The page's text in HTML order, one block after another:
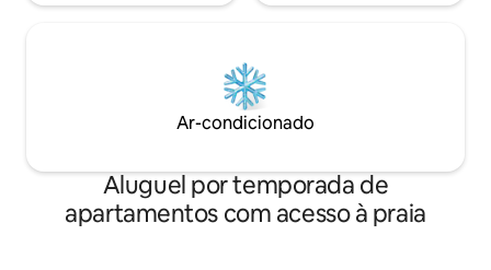
Ar-condicionado
Aluguel por temporada de
apartamentos com acesso à praia